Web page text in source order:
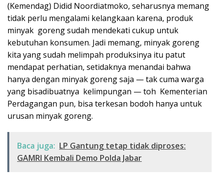
(Kemendag) Didid Noordiatmoko, seharusnya memang
tidak perlu mengalami kelangkaan karena, produk
minyak goreng sudah mendekati cukup untuk
kebutuhan konsumen. Jadi memang, minyak goreng
kita yang sudah melimpah produksinya itu patut
mendapat perhatian, setidaknya menandai bahwa
hanya dengan minyak goreng saja — tak cuma warga
yang bisadibuatnya kelimpungan — toh Kementerian
Perdagangan pun, bisa terkesan bodoh hanya untuk
urusan minyak goreng.
Baca juga: LP Gantung tetap tidak diproses:
GAMRI Kembali Demo Polda Jabar